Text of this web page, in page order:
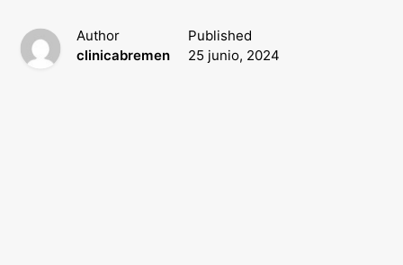
Author
clinicabremen
Published
25 junio, 2024